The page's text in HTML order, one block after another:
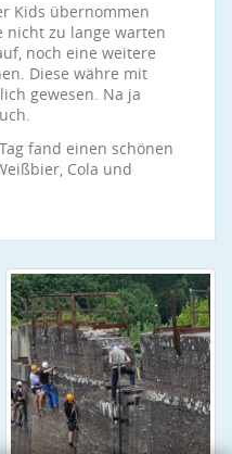
Kids übernommen
nicht zu lange warten
noch eine weitere
Diese währe mit
gewesen. Na ja
fand einen schönen
Cola und